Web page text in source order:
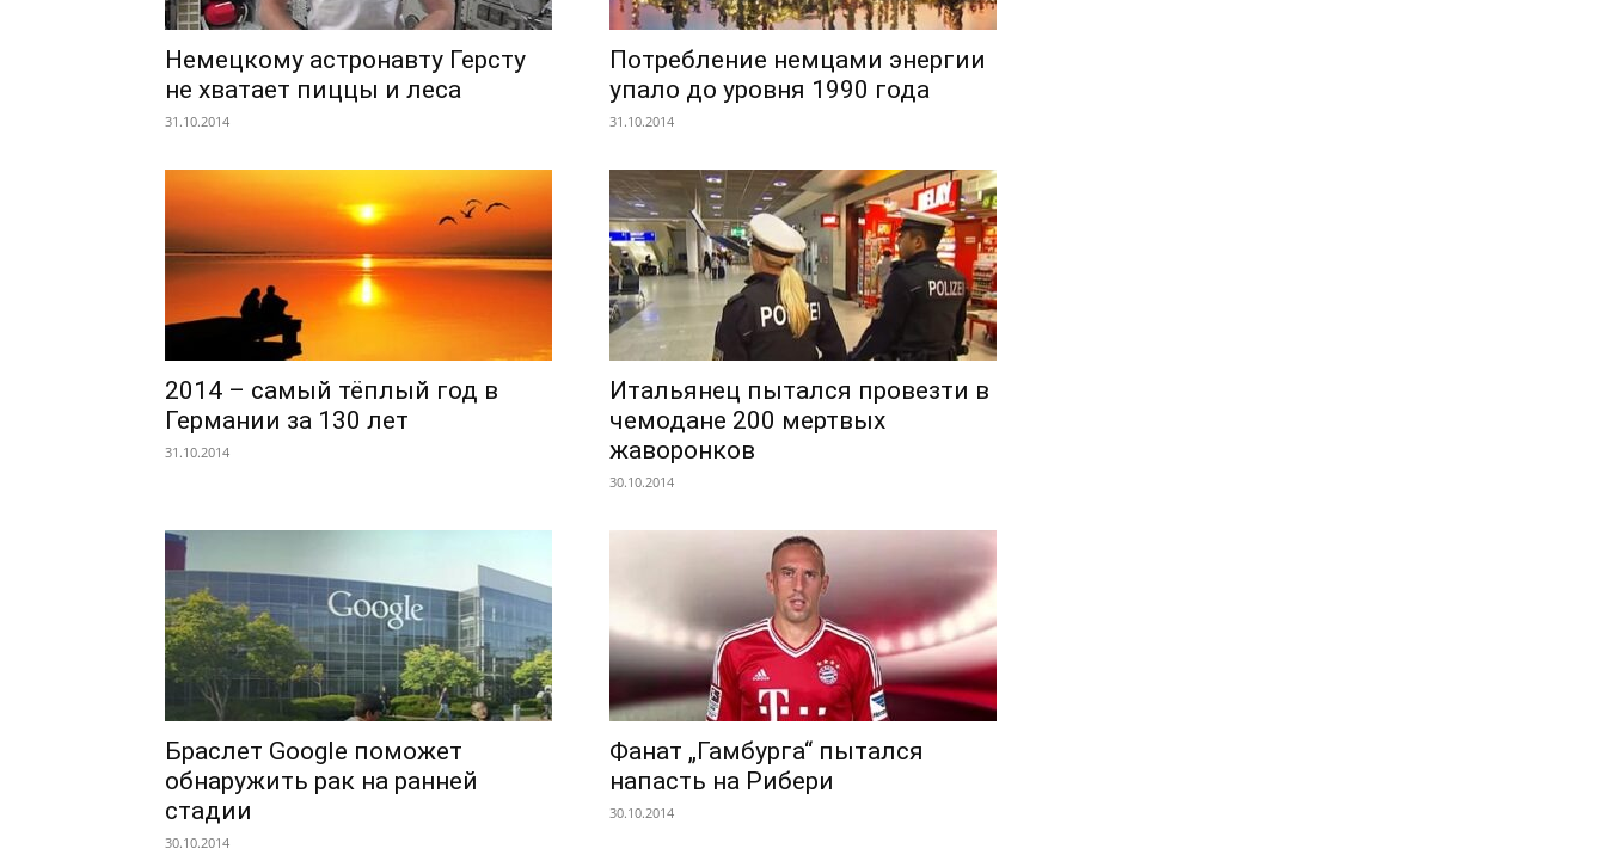
Немецкому астронавту Герсту
не хватает пиццы и леса
31.10.2014
Потребление немцами энергии
упало до уровня 1990 года
31.10.2014
2014 – самый тёплый год в
Германии за 130 лет
31.10.2014
Итальянец пытался провезти в
чемодане 200 мертвых
жаворонков
30.10.2014
Браслет Google поможет
обнаружить рак на ранней
стадии
30.10.2014
Фанат „Гамбурга“ пытался
напасть на Рибери
30.10.2014